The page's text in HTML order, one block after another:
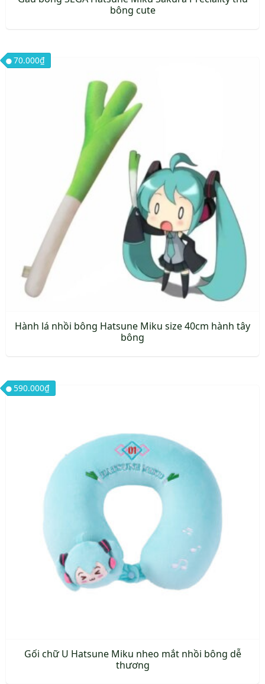
bông cute
Hành lá nhồi bông Hatsune Miku size 40cm hành tây
bông
70.000₫
Gối chữ U Hatsune Miku nheo mắt nhồi bông dễ
thương
590.000₫